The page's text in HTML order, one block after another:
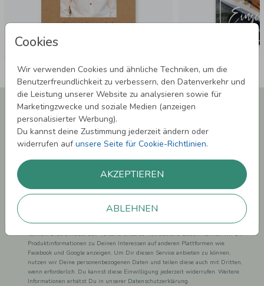
Cookies
Wir verwenden Cookies und ähnliche Techniken, um die
Benutzerfreundlichkeit zu verbessern, den Datenverkehr und
die Leistung unserer Website zu analysieren sowie für
Marketingzwecke und soziale Medien (anzeigen
personalisierter Werbung).
Du kannst deine Zustimmung jederzeit ändern oder
widerrufen aufunsere Seite für Cookie-Richtlinien.
AKZEPTIEREN
ABLEHNEN
Newsletter abonnieren und 5,00 € Rabatt**
sichern!
Melde Dich zu unserem Newsletter an und bleibe auf dem
Laufenden.
dass wir Dich mit neuesten Informationen aus unserem Angebot informieren
können. Dies umfasst den Versand unseres Newsletters. Zudem können wir Dir
Produktinformationen zu Deinen Interessen auf anderen Plattformen wie
Facebook und Google anzeigen. Um Dir diesen Service anbieten zu können,
nutzen wir Deine personenbezogenen Daten und teilen diese auch mit Dritten,
wenn erforderlich. Du kannst diese Einwilligung jederzeit widerrufen. Weitere
Informationen erhätst Du in unserer Datenschutzerklärung.